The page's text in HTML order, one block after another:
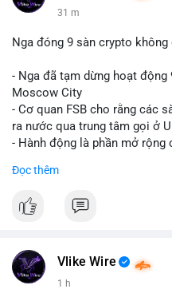
31 m
Nga đóng 9 sàn crypto
- Nga đã tạm dừng hoạt
Moscow City
- Cơ quan FSB cho rằng các
ra nước qua trung tâm gọi ở
- Hành động là phần mở
📰 Nguồn: Cointelegraph
Đọc thêm
Vlike Wire
1 h